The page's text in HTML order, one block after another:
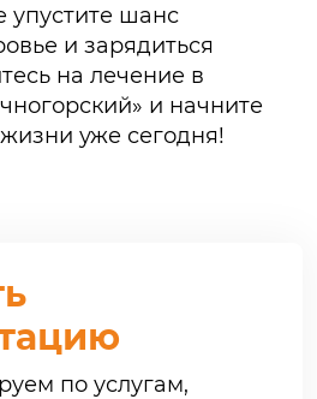
упустите шанс
и зарядиться
на лечение в
и начните
уже сегодня!
по услугам,